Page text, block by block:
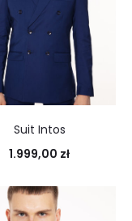
Suit Intos
1.999,00 zł